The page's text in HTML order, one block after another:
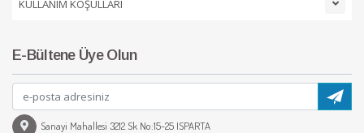
KULLANIM KOŞULLARI
E-Bültene Üye Olun
Sanayi Mahallesi 3212 Sk No:15-25 ISPARTA